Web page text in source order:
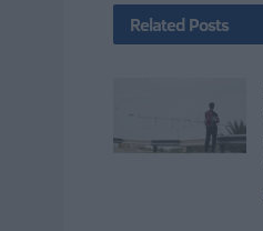
Related Posts